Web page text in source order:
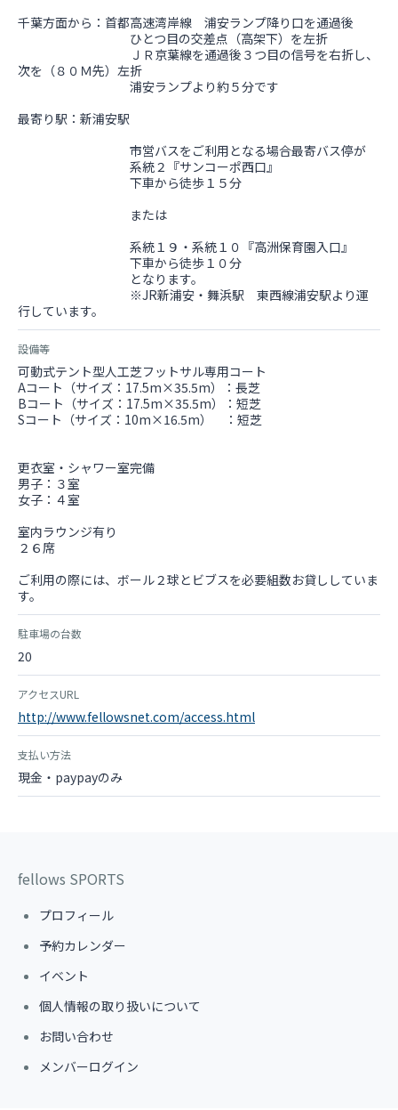
千葉方面から：首都高速湾岸線 浦安ランプ降り口を通過後
ひとつ目の交差点（高架下）を左折
ＪＲ京葉線を通過後３つ目の信号を右折し、
次を（８０Ｍ先）左折
浦安ランプより約５分です
最寄り駅：新浦安駅
市営バスをご利用となる場合最寄バス停が
系統２『サンコーポ西口』
下車から徒歩１５分
または
系統１９・系統１０『高洲保育園入口』
下車から徒歩１０分
となります。
※JR新浦安・舞浜駅 東西線浦安駅より運
行しています。
設備等
可動式テント型人工芝フットサル専用コート
Aコート（サイズ：17.5m×35.5m）：長芝
Bコート（サイズ：17.5m×35.5m）：短芝
Sコート（サイズ：10m×16.5m） ：短芝
更衣室・シャワー室完備
男子：３室
女子：４室
室内ラウンジ有り
２６席
ご利用の際には、ボール２球とビブスを必要組数お貸ししていま
す。
駐車場の台数
20
アクセスURL
http://www.fellowsnet.com/access.html
支払い方法
現金・paypayのみ
fellows SPORTS
プロフィール
予約カレンダー
イベント
個人情報の取り扱いについて
お問い合わせ
メンバーログイン